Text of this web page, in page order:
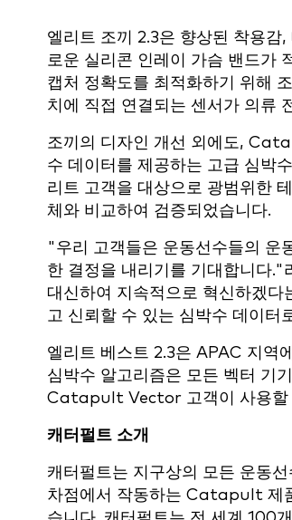
엘리트 조끼 2.3은 향상된 착용감
로운 실리콘 인레이 가슴 밴드가
캡처 정확도를 최적화하기 위해
치에 직접 연결되는 센서가 의류
조끼의 디자인 개선 외에도,
수 데이터를 제공하는 고급 심박
리트 고객을 대상으로 광범위한
체와 비교하여 검증되었습니다.
"우리 고객들은 운동선수들의 운
한 결정을 내리기를 기대합니다
대신하여 지속적으로 혁신하겠
고 신뢰할 수 있는 심박수 데이터
엘리트 베스트 2.3은 APAC 지역
심박수 알고리즘은 모든 벡터 기
Catapult Vector 고객이 사용할
캐터펄트 소개
캐터펄트는 지구상의 모든 운동
차점에서 작동하는 Catapult 제